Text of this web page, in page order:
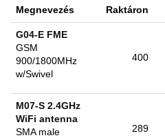
Megnevezés Raktáron
G04-E FME
GSM
900/1800MHz
w/Swivel
400
M07-S 2.4GHz
WiFi antenna
SMA male
289